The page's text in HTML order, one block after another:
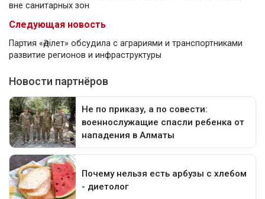
вне санитарных зон
Следующая новость
Партия «Әділет» обсудила с аграриями и транспортниками
развитие регионов и инфраструктуры